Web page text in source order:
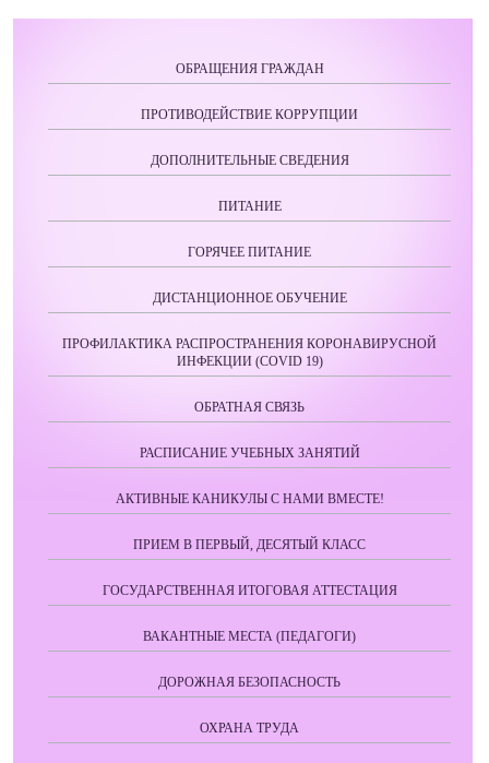
ОБРАЩЕНИЯ ГРАЖДАН
ПРОТИВОДЕЙСТВИЕ КОРРУПЦИИ
ДОПОЛНИТЕЛЬНЫЕ СВЕДЕНИЯ
ПИТАНИЕ
ГОРЯЧЕЕ ПИТАНИЕ
ДИСТАНЦИОННОЕ ОБУЧЕНИЕ
ПРОФИЛАКТИКА РАСПРОСТРАНЕНИЯ КОРОНАВИРУСНОЙ
ИНФЕКЦИИ (COVID 19)
ОБРАТНАЯ СВЯЗЬ
РАСПИСАНИЕ УЧЕБНЫХ ЗАНЯТИЙ
АКТИВНЫЕ КАНИКУЛЫ С НАМИ ВМЕСТЕ!
ПРИЕМ В ПЕРВЫЙ, ДЕСЯТЫЙ КЛАСС
ГОСУДАРСТВЕННАЯ ИТОГОВАЯ АТТЕСТАЦИЯ
ВАКАНТНЫЕ МЕСТА (ПЕДАГОГИ)
ДОРОЖНАЯ БЕЗОПАСНОСТЬ
ОХРАНА ТРУДА